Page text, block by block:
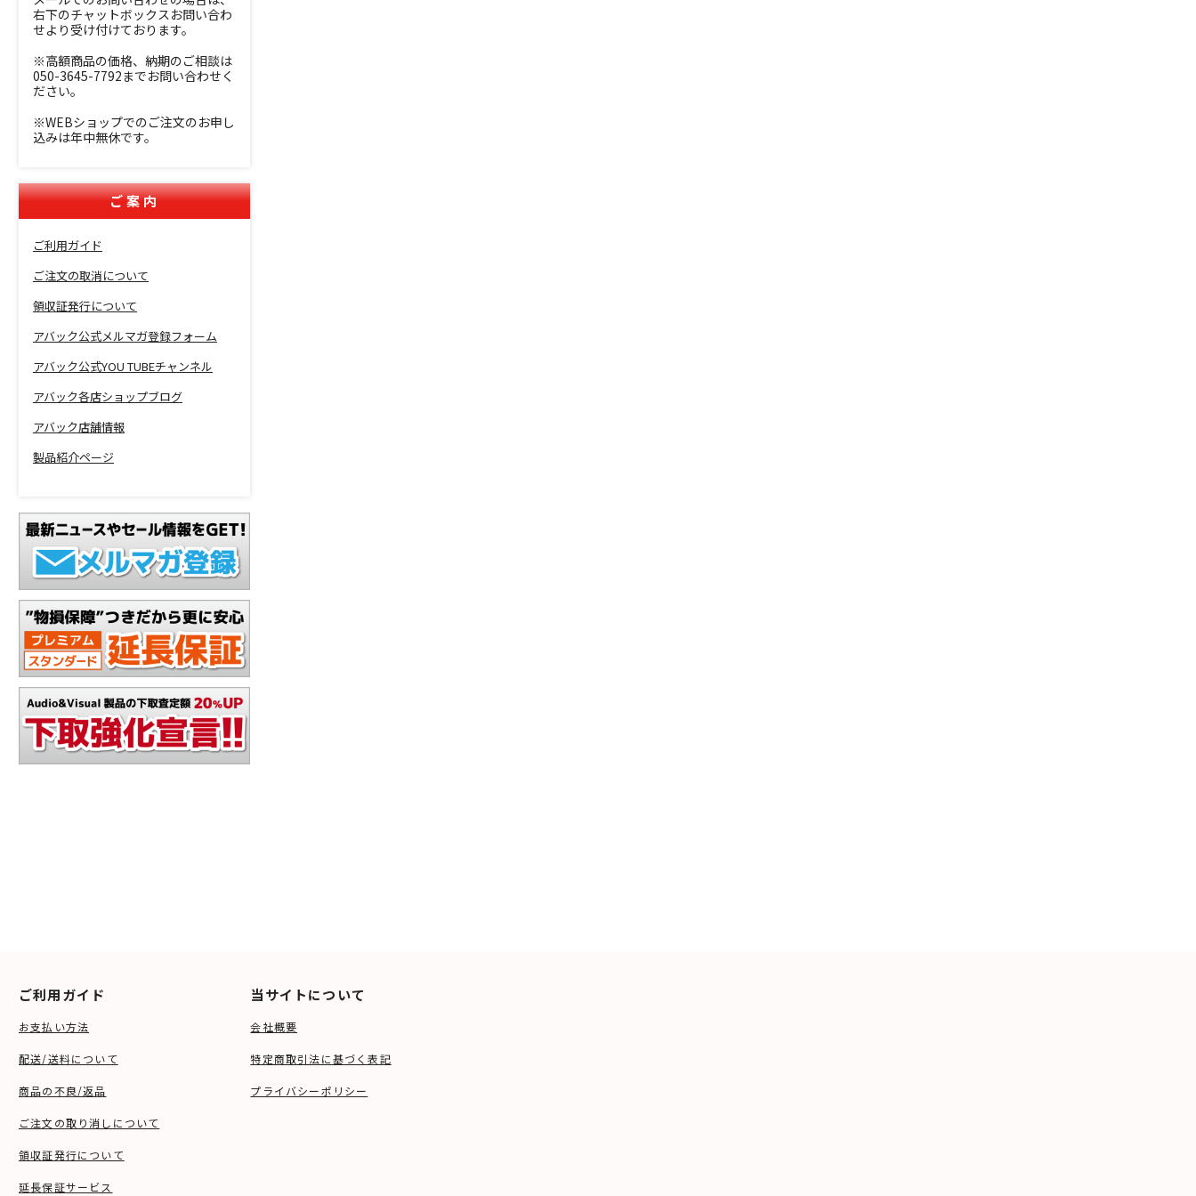
右下のチャットボックスお問い合わ
せより受け付けております。
※高額商品の価格、納期のご相談は
050-3645-7792までお問い合わせく
ださい。
※WEBショップでのご注文のお申し
込みは年中無休です。
ご案内
ご利用ガイド
ご注文の取消について
領収証発行について
アバック公式メルマガ登録フォーム
アバック公式YOU TUBEチャンネル
アバック各店ショップブログ
アバック店舗情報
製品紹介ページ
ご利用ガイド
お支払い方法
配送/送料について
商品の不良/返品
ご注文の取り消しについて
領収証発行について
延長保証サービス
当サイトについて
会社概要
特定商取引法に基づく表記
プライバシーポリシー